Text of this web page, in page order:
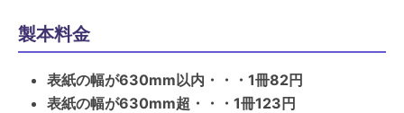
製本料金
表紙の幅が630mm以内・・・1冊82円
表紙の幅が630mm超・・・1冊123円